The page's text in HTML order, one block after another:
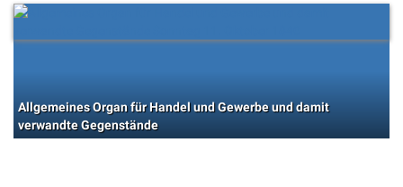
Allgemeines Organ für Handel und Gewerbe und damit
verwandte Gegenstände